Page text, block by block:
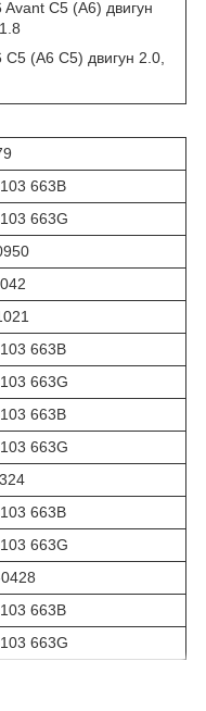
Avant C5 (А6) двигун
C5 (А6 С5) двигун 2.0,
663B
663G
663B
663G
663B
663G
663B
663G
663B
663G